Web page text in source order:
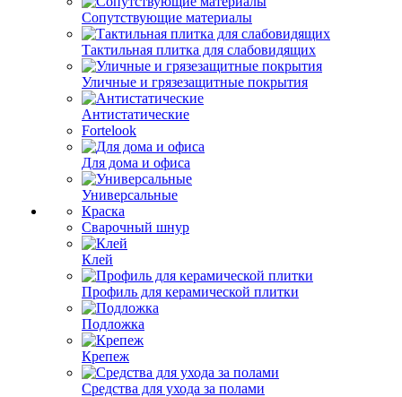
Сопутствующие материалы
Тактильная плитка для слабовидящих
Уличные и грязезащитные покрытия
Антистатические
Fortelook
Для дома и офиса
Универсальные
Краска
Сварочный шнур
Клей
Профиль для керамической плитки
Подложка
Крепеж
Средства для ухода за полами